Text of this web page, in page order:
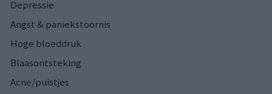
Depressie
Angst & paniekstoornis
Hoge bloeddruk
Blaasontsteking
Acne/puistjes